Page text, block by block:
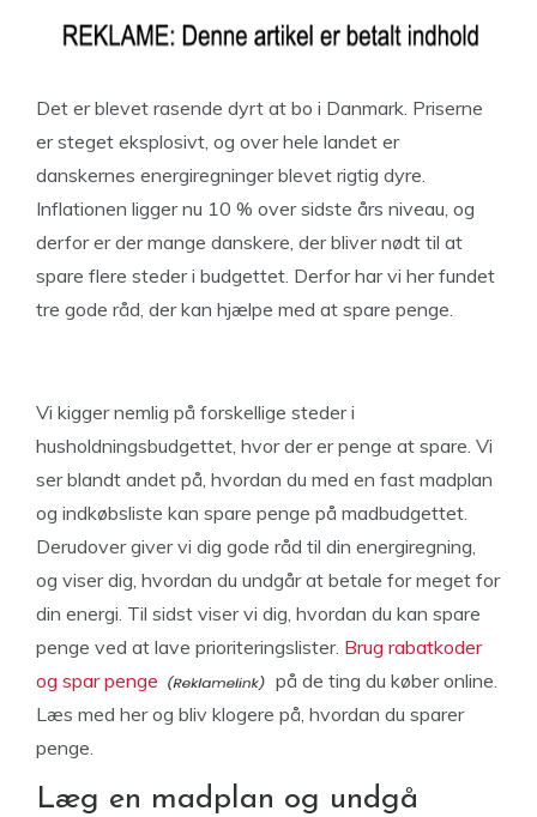
Det er blevet rasende dyrt at bo i Danmark. Priserne
er steget eksplosivt, og over hele landet er
danskernes energiregninger blevet rigtig dyre.
Inflationen ligger nu 10 % over sidste års niveau, og
derfor er der mange danskere, der bliver nødt til at
spare flere steder i budgettet. Derfor har vi her fundet
tre gode råd, der kan hjælpe med at spare penge.
Vi kigger nemlig på forskellige steder i
husholdningsbudgettet, hvor der er penge at spare. Vi
ser blandt andet på, hvordan du med en fast madplan
og indkøbsliste kan spare penge på madbudgettet.
Derudover giver vi dig gode råd til din energiregning,
og viser dig, hvordan du undgår at betale for meget for
din energi. Til sidst viser vi dig, hvordan du kan spare
penge ved at lave prioriteringslister. Brug rabatkoder
og spar penge
på de ting du køber online.
Læs med her og bliv klogere på, hvordan du sparer
penge.
Læg en madplan og undgå